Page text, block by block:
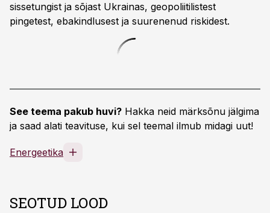
sissetungist ja sõjast Ukrainas, geopoliitilistest
pingetest, ebakindlusest ja suurenenud riskidest.
See teema pakub huvi? Hakka neid märksõnu jälgima
ja saad alati teavituse, kui sel teemal ilmub midagi uut!
Energeetika
SEOTUD LOOD